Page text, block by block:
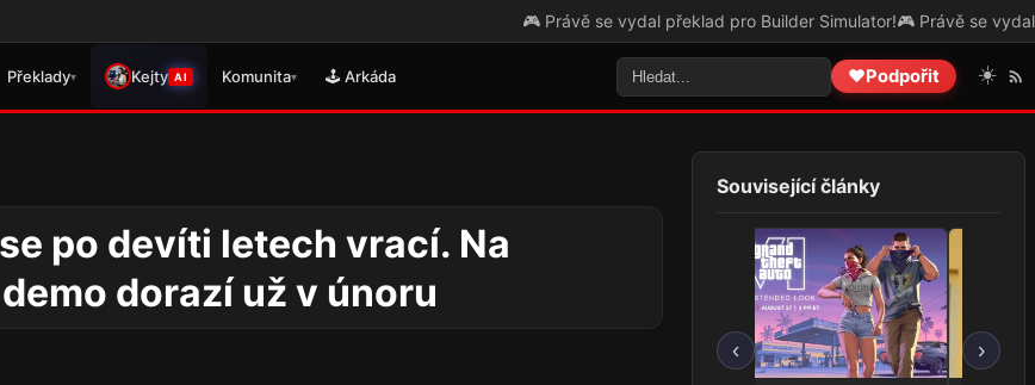
🎮 Právě se vydal překlad pro Builder Simulator!🎮 Právě se vydal překlad pro
Překlady▾ Kejty AI Komunita▾ 🕹️ Arkáda ❤️Podpořit ☀️
po devíti letech vrací. Na
dorazí už v únoru
Související články
‹ ›